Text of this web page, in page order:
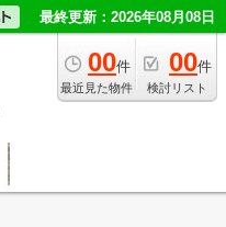
最終更新：2026年08月08日
00件
最近見た物件
00件
検討リスト